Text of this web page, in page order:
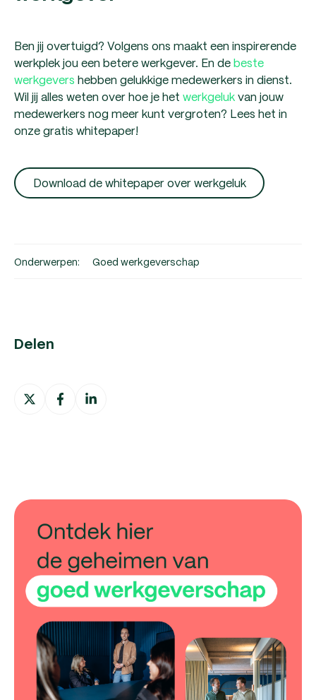
Ben jij overtuigd? Volgens ons maakt een inspirerende
werkplek jou een betere werkgever. En debeste
werkgevers hebben gelukkige medewerkers in dienst.
Wil jij alles weten over hoe je het werkgelukvan jouw
medewerkers nog meer kunt vergroten? Lees het in
onze gratis whitepaper!
Download de whitepaper over werkgeluk
Onderwerpen: Goed werkgeverschap
Delen
Deel
op
Deel
op
Deel
op